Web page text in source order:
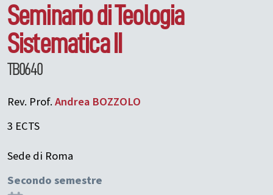
Seminario di Teologia
Sistematica II
TB0640
Rev. Prof.Andrea BOZZOLO
3 ECTS
Sede di Roma
Secondo semestre